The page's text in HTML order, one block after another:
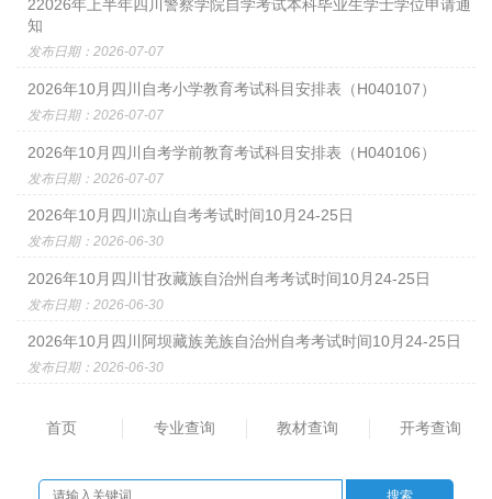
22026年上半年四川警察学院自学考试本科毕业生学士学位申请通
知
发布日期：2026-07-07
2026年10月四川自考小学教育考试科目安排表（H040107）
发布日期：2026-07-07
2026年10月四川自考学前教育考试科目安排表（H040106）
发布日期：2026-07-07
2026年10月四川凉山自考考试时间10月24-25日
发布日期：2026-06-30
2026年10月四川甘孜藏族自治州自考考试时间10月24-25日
发布日期：2026-06-30
2026年10月四川阿坝藏族羌族自治州自考考试时间10月24-25日
发布日期：2026-06-30
首页 专业查询 教材查询 开考查询